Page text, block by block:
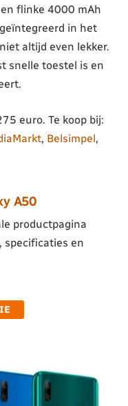
flinke 4000 mAh
in het
altijd even lekker.
snelle toestel is en
euro. Te koop bij:
, Belsimpel,
A50
productpagina
specificaties en